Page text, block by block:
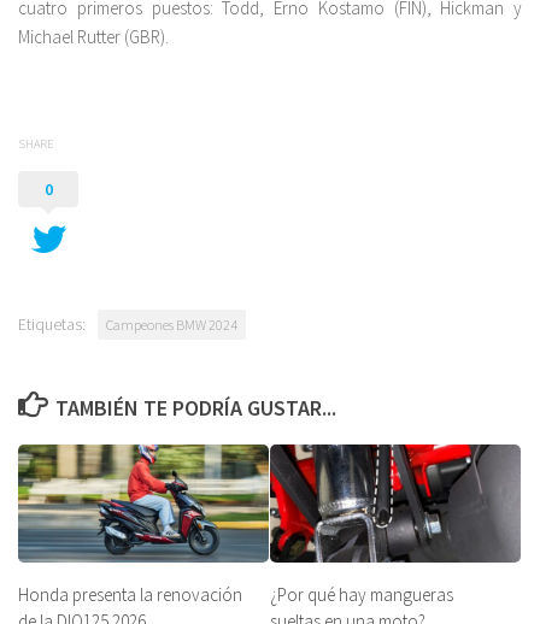
cuatro primeros puestos: Todd, Erno Kostamo (FIN), Hickman y
Michael Rutter (GBR).
SHARE
0
Etiquetas: Campeones BMW 2024
TAMBIÉN TE PODRÍA GUSTAR...
Honda presenta la renovación
¿Por qué hay mangueras